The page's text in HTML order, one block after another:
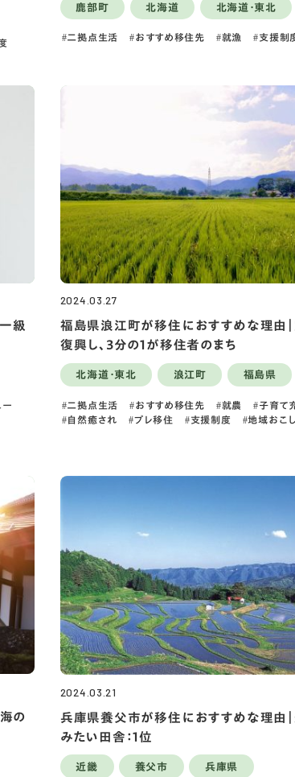
鹿部町 北海道 北海道・東北
二拠点生活 おすすめ移住先 就漁 支援制
級
ー
2024.03.27
福島県浪江町が移住におすすめな理由
復興し、3分の1が移住者のまち
北海道・東北 浪江町 福島県
二拠点生活 おすすめ移住先 就農 子育て
自然癒され
プレ移住 支援制度 地域おこ
の
2024.03.21
兵庫県養父市が移住におすすめな理由
みたい田舎：1位
近畿 養父市 兵庫県